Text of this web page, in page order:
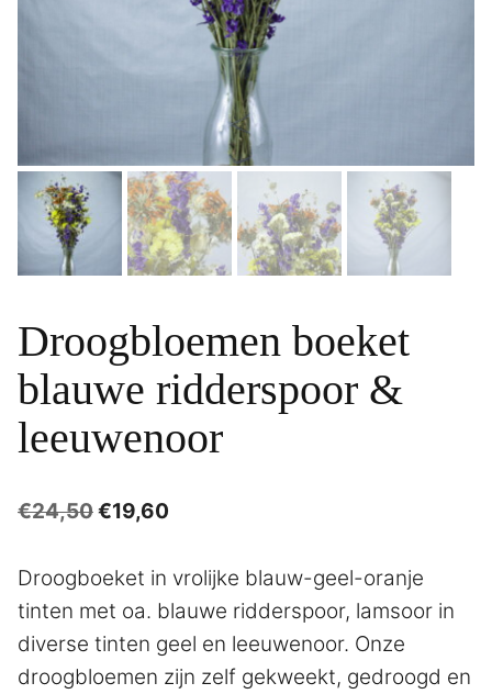
Droogbloemen boeket
blauwe ridderspoor &
leeuwenoor
€24,50Oorspronkelijke
was:
€24,50.
€19,60
is:
€19,60.
Droogboeket in vrolijke blauw-geel-oranje
tinten met oa. blauwe ridderspoor, lamsoor in
diverse tinten geel en leeuwenoor. Onze
droogbloemen zijn zelf gekweekt, gedroogd en